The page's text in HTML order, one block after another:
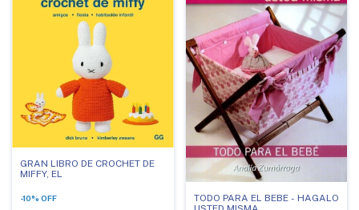
GRAN LIBRO DE CROCHET DE
MIFFY, EL
-10% OFF
TODO PARA EL BEBE - HAGALO